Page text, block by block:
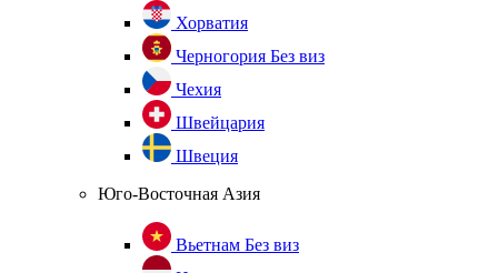
Хорватия
Черногория Без виз
Чехия
Швейцария
Швеция
Юго-Восточная Азия
Вьетнам Без виз